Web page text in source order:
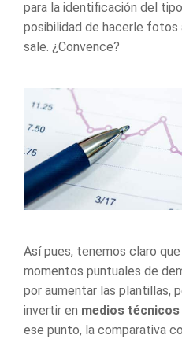
para la identificación del
posibilidad de hacerle fotos
sale. ¿Convence?
Así pues, tenemos claro
momentos puntuales de
por aumentar las plantillas,
invertir en medios técnicos
ese punto, la comparativa